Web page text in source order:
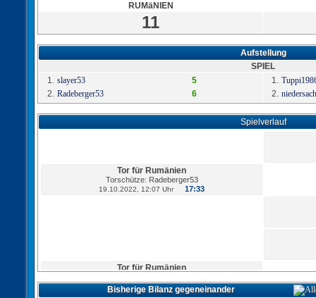
RUMäNIEN
11
Aufstellung
SPIEL
1. slayer53
5
2. Radeberger53 6
1.
2.
Spielverlauf
Tor für Rumänien
Torschütze: Radeberger53
19.10.2022, 12:07 Uhr 17:33
Tor für Rumänien
19.10.2022, 09:25 Uhr 16:31
Bisherige Bilanz gegeneinander